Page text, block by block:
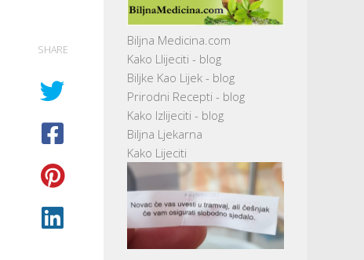
SHARE
Biljna Medicina.com
Kako Llijeciti - blog
Biljke Kao Lijek - blog
Prirodni Recepti - blog
Kako Izlijeciti - blog
Biljna Ljekarna
Kako Lijeciti